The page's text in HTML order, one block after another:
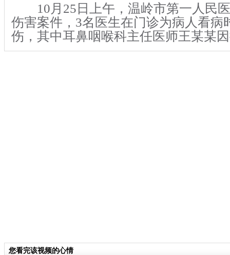
10月25日上午，温岭市第一人民
伤害案件，3名医生在门诊为病人看病
伤，其中耳鼻咽喉科主任医师王某某
您看完该视频的心情